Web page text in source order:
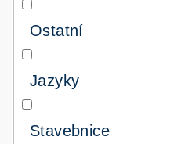
Ostatní
Jazyky
Stavebnice